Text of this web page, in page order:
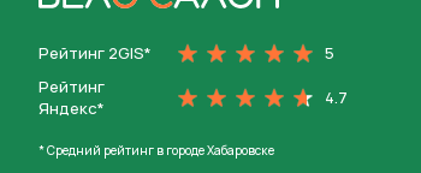
Рейтинг 2GIS*
5
Рейтинг
Яндекс*
4.7
* Средний рейтинг в городе Хабаровске